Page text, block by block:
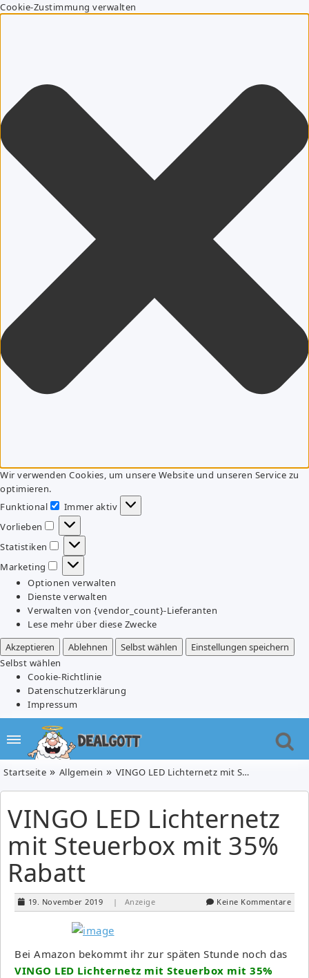
Cookie-Zustimmung verwalten
Wir verwenden Cookies, um unsere Website und unseren Service zu
optimieren.
Funktional
Funktional
Immer aktiv
Vorlieben
Vorlieben
Statistiken
Statistiken
Marketing
Marketing
Optionen verwalten
Dienste verwalten
Verwalten von {vendor_count}-Lieferanten
Lese mehr über diese Zwecke
Akzeptieren
Ablehnen Selbst wählen
Einstellungen speichern
Selbst wählen
Cookie-Richtlinie
Datenschutzerklärung
Impressum
Startseite Allgemein VINGO LED Lichternetz mit Steuerbox mit 35% Rabatt
VINGO LED Lichternetz
mit Steuerbox mit 35%
Rabatt
19. November 2019 | Anzeige Keine Kommentare
Bei Amazon bekommt ihr zur späten Stunde noch das
VINGO LED Lichternetz mit Steuerbox mit 35%